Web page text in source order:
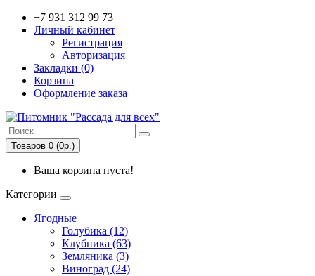
+7 931 312 99 73
Личный кабинет
Регистрация
Авторизация
Закладки (0)
Корзина
Оформление заказа
Товаров 0 (0р.)
Ваша корзина пуста!
Категории
Ягодные
Голубика (12)
Клубника (63)
Земляника (3)
Виноград (24)